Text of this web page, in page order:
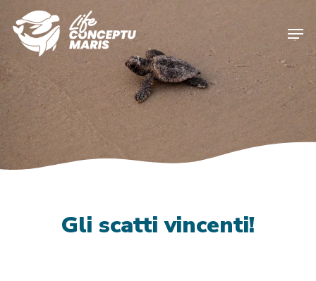
main
content
Gli scatti vincenti!